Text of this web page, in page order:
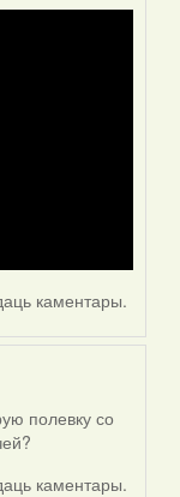
каментары.
полевку со
каментары.